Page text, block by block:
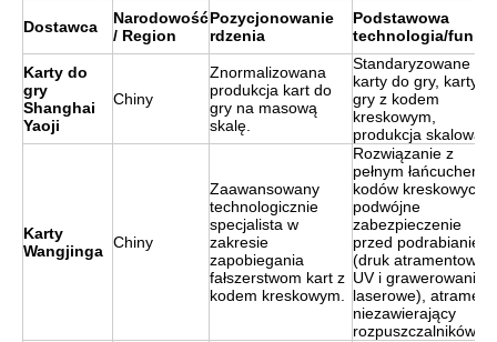
Dostawca
Narodowość
/ Region
Pozycjonowanie
rdzenia
Podstawowa
technologia/
Karty do
gry
Shanghai
Yaoji
Chiny
Znormalizowana
produkcja kart do
gry na masową
skalę.
Standaryzowane
karty do gry, karty
gry z kodem
kreskowym,
produkcja
Karty
Wangjinga Chiny
Zaawansowany
technologicznie
specjalista w
zakresie
zapobiegania
fałszerstwom kart z
kodem kreskowym.
Rozwiązanie z
pełnym łańcuchem
kodów kreskowych,
podwójne
zabezpieczenie
przed podrabianiem
(druk atramentowy
UV i grawerowanie
laserowe), atrament
niezawierający
rozpuszczalników.